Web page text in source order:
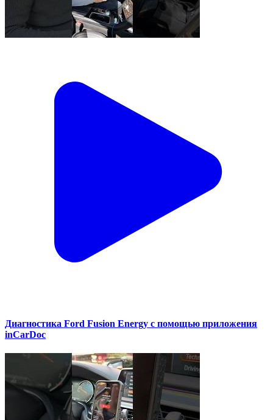
Диагностика Ford Fusion Energy с помощью приложения
inCarDoc